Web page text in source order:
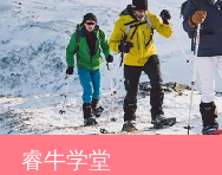
睿牛学堂